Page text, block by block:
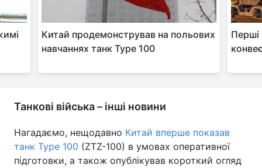
Китай продемонстрував на польових
навчаннях танк Type 100
Перші
Танкові війська – інші новини
Нагадаємо, нещодавно Китай вперше показав
танк Type 100 (ZTZ-100) в умовах оперативної
підготовки, а також опублікував короткий огляд